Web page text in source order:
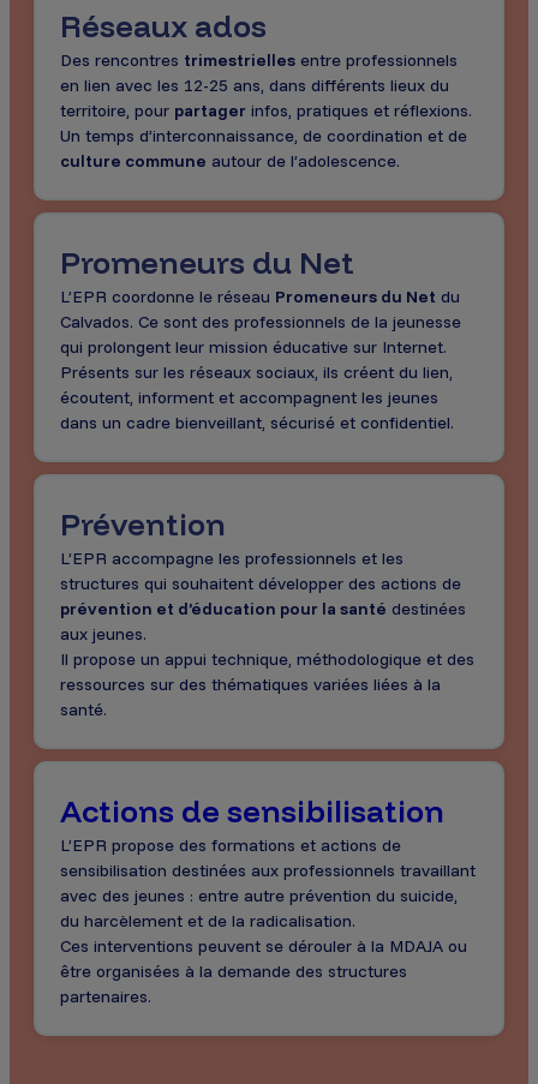
Réseaux ados
Des rencontres trimestrielles entre professionnels
en lien avec les 12-25 ans, dans différents lieux du
territoire, pour partager infos, pratiques et réflexions.
Un temps d’interconnaissance, de coordination et de
culture commune autour de l’adolescence.
Promeneurs du Net
L’EPR coordonne le réseau Promeneurs du Net du
Calvados. Ce sont des professionnels de la jeunesse
qui prolongent leur mission éducative sur Internet.
Présents sur les réseaux sociaux, ils créent du lien,
écoutent, informent et accompagnent les jeunes
dans un cadre bienveillant, sécurisé et confidentiel.
Prévention
L’EPR accompagne les professionnels et les
structures qui souhaitent développer des actions de
prévention et d’éducation pour la santé destinées
aux jeunes.
Il propose un appui technique, méthodologique et des
ressources sur des thématiques variées liées à la
santé.
Actions de sensibilisation
L’EPR propose des formations et actions de
sensibilisation destinées aux professionnels travaillant
avec des jeunes : entre autre prévention du suicide,
du harcèlement et de la radicalisation.
Ces interventions peuvent se dérouler à la MDAJA ou
être organisées à la demande des structures
partenaires.